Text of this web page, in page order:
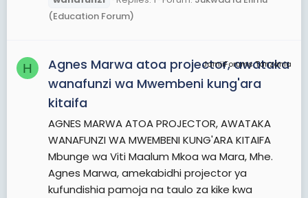
(Education Forum)
H JamiiForums Tanzania
Agnes Marwa atoa projector, awataka
wanafunzi wa Mwembeni kung'ara
kitaifa
AGNES MARWA ATOA PROJECTOR, AWATAKA
WANAFUNZI WA MWEMBENI KUNG'ARA KITAIFA
Mbunge wa Viti Maalum Mkoa wa Mara, Mhe.
Agnes Marwa, amekabidhi projector ya
kufundishia pamoja na taulo za kike kwa